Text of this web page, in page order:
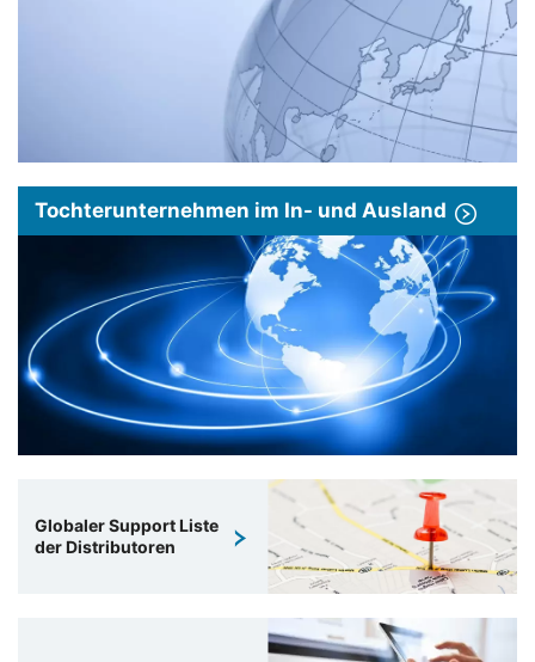
Tochterunternehmen im In- und Ausland
Globaler Support Liste
der Distributoren